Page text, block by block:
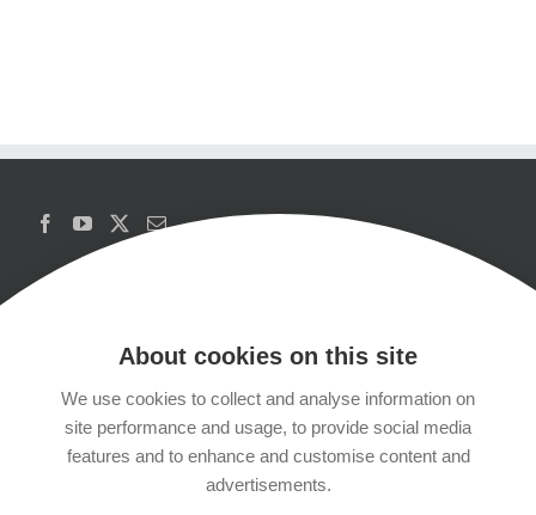
Copyrights
Datenschutzerklärung
About cookies on this site
We use cookies to collect and analyse information on
site performance and usage, to provide social media
features and to enhance and customise content and
advertisements.